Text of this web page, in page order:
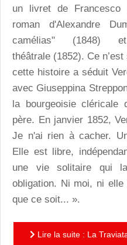
un livret de Francesco
roman d'Alexandre
camélias" (1848)
théâtrale (1852). Ce
cette histoire a séduit
avec Giuseppina
la bourgeoisie cléricale
père. En janvier 1852,
Je n'ai rien à cacher.
Elle est libre,
une vie solitaire qui
obligation. Ni moi, ni
que ce soit... ».
Lire la suite : La